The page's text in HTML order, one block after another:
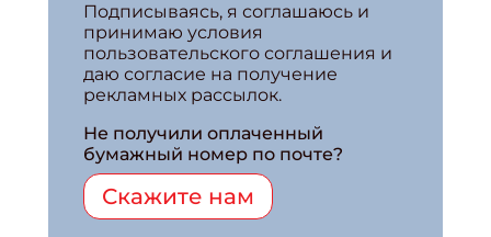
Подписываясь, я соглашаюсь и
принимаю условия
пользовательского соглашения и
даю согласие на получение
рекламных рассылок.
Не получили оплаченный
бумажный номер по почте?
Скажите нам